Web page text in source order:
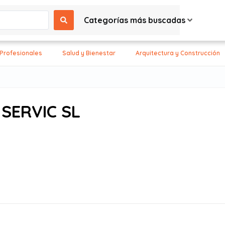
Categorías más buscadas
Salud y Bienestar Arquitectura y Construcción
SL